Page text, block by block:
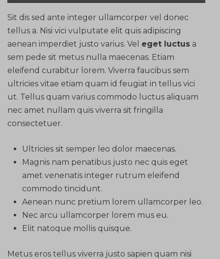
Sit dis sed ante integer ullamcorper vel donec
tellus a. Nisi vici vulputate elit quis adipiscing
aenean imperdiet justo varius. Vel eget luctus a
sem pede sit metus nulla maecenas. Etiam
eleifend curabitur lorem. Viverra faucibus sem
ultricies vitae etiam quam id feugiat in tellus vici
ut. Tellus quam varius commodo luctus aliquam
nec amet nullam quis viverra sit fringilla
consectetuer.
Ultricies sit semper leo dolor maecenas.
Magnis nam penatibus justo nec quis eget
amet venenatis integer rutrum eleifend
commodo tincidunt.
Aenean nunc pretium lorem ullamcorper leo.
Nec arcu ullamcorper lorem mus eu.
Elit natoque mollis quisque.
Metus eros tellus viverra justo sapien quam nisi